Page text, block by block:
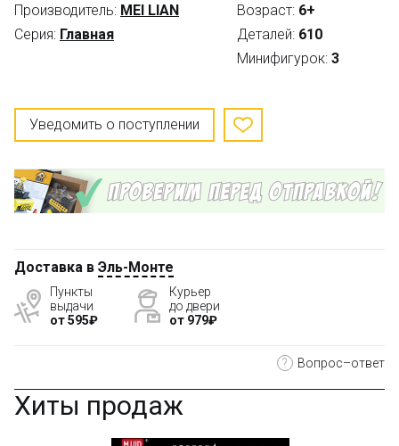
Производитель: MEI LIAN
Серия: Главная
Возраст: 6+
Деталей: 610
Минифигурок: 3
Уведомить о поступлении
Доставка в Эль-Монте
Пункты
выдачи
от 595₽
Курьер
до двери
от 979₽
? Вопрос–ответ
Хиты продаж